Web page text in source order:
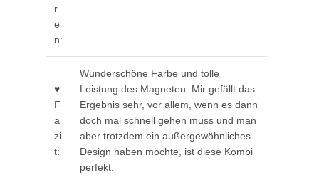
r
e
n:
♥
F
a
zi
t:
Wunderschöne Farbe und tolle
Leistung des Magneten. Mir gefällt das
Ergebnis sehr, vor allem, wenn es dann
doch mal schnell gehen muss und man
aber trotzdem ein außergewöhnliches
Design haben möchte, ist diese Kombi
perfekt.